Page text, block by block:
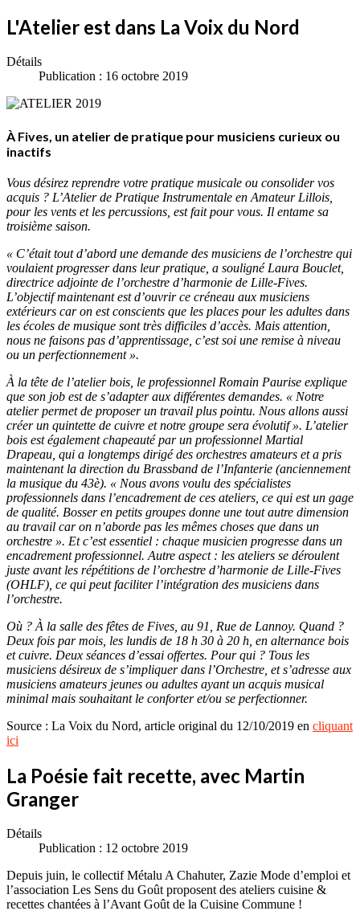
L'Atelier est dans La Voix du Nord
Détails
Publication : 16 octobre 2019
À Fives, un atelier de pratique pour musiciens curieux ou
inactifs
Vous désirez reprendre votre pratique musicale ou consolider vos
acquis ? L’Atelier de Pratique Instrumentale en Amateur Lillois,
pour les vents et les percussions, est fait pour vous. Il entame sa
troisième saison.
« C’était tout d’abord une demande des musiciens de l’orchestre qui
voulaient progresser dans leur pratique, a souligné Laura Bouclet,
directrice adjointe de l’orchestre d’harmonie de Lille-Fives.
L’objectif maintenant est d’ouvrir ce créneau aux musiciens
extérieurs car on est conscients que les places pour les adultes dans
les écoles de musique sont très difficiles d’accès. Mais attention,
nous ne faisons pas d’apprentissage, c’est soi une remise à niveau
ou un perfectionnement ».
À la tête de l’atelier bois, le professionnel Romain Paurise explique
que son job est de s’adapter aux différentes demandes. « Notre
atelier permet de proposer un travail plus pointu. Nous allons aussi
créer un quintette de cuivre et notre groupe sera évolutif ». L’atelier
bois est également chapeauté par un professionnel Martial
Drapeau, qui a longtemps dirigé des orchestres amateurs et a pris
maintenant la direction du Brassband de l’Infanterie (anciennement
la musique du 43è). « Nous avons voulu des spécialistes
professionnels dans l’encadrement de ces ateliers, ce qui est un gage
de qualité. Bosser en petits groupes donne une tout autre dimension
au travail car on n’aborde pas les mêmes choses que dans un
orchestre ». Et c’est essentiel : chaque musicien progresse dans un
encadrement professionnel. Autre aspect : les ateliers se déroulent
juste avant les répétitions de l’orchestre d’harmonie de Lille-Fives
(OHLF), ce qui peut faciliter l’intégration des musiciens dans
l’orchestre.
Où ? À la salle des fêtes de Fives, au 91, Rue de Lannoy. Quand ?
Deux fois par mois, les lundis de 18 h 30 à 20 h, en alternance bois
et cuivre. Deux séances d’essai offertes. Pour qui ? Tous les
musiciens désireux de s’impliquer dans l’Orchestre, et s’adresse aux
musiciens amateurs jeunes ou adultes ayant un acquis musical
minimal mais souhaitant le conforter et/ou se perfectionner.
Source : La Voix du Nord, article original du 12/10/2019 en cliquant
ici
La Poésie fait recette, avec Martin
Granger
Détails
Publication : 12 octobre 2019
Depuis juin, le collectif Métalu A Chahuter, Zazie Mode d’emploi et
l’association Les Sens du Goût proposent des ateliers cuisine &
recettes chantées à l’Avant Goût de la Cuisine Commune !